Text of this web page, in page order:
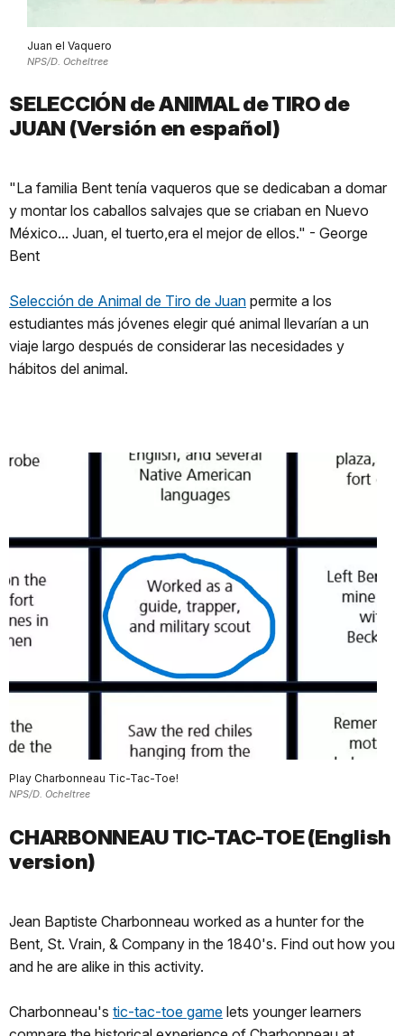
Juan el Vaquero
NPS/D. Ocheltree
SELECCIÓN de ANIMAL de TIRO de
JUAN (Versión en español)
"La familia Bent tenía vaqueros que se dedicaban a domar
y montar los caballos salvajes que se criaban en Nuevo
México... Juan, el tuerto,era el mejor de ellos." - George
Bent
Selección de Animal de Tiro de Juan permite a los
estudiantes más jóvenes elegir qué animal llevarían a un
viaje largo después de considerar las necesidades y
hábitos del animal.
Play Charbonneau Tic-Tac-Toe!
NPS/D. Ocheltree
CHARBONNEAU TIC-TAC-TOE (English
version)
Jean Baptiste Charbonneau worked as a hunter for the
Bent, St. Vrain, & Company in the 1840's. Find out how you
and he are alike in this activity.
Charbonneau's tic-tac-toe game lets younger learners